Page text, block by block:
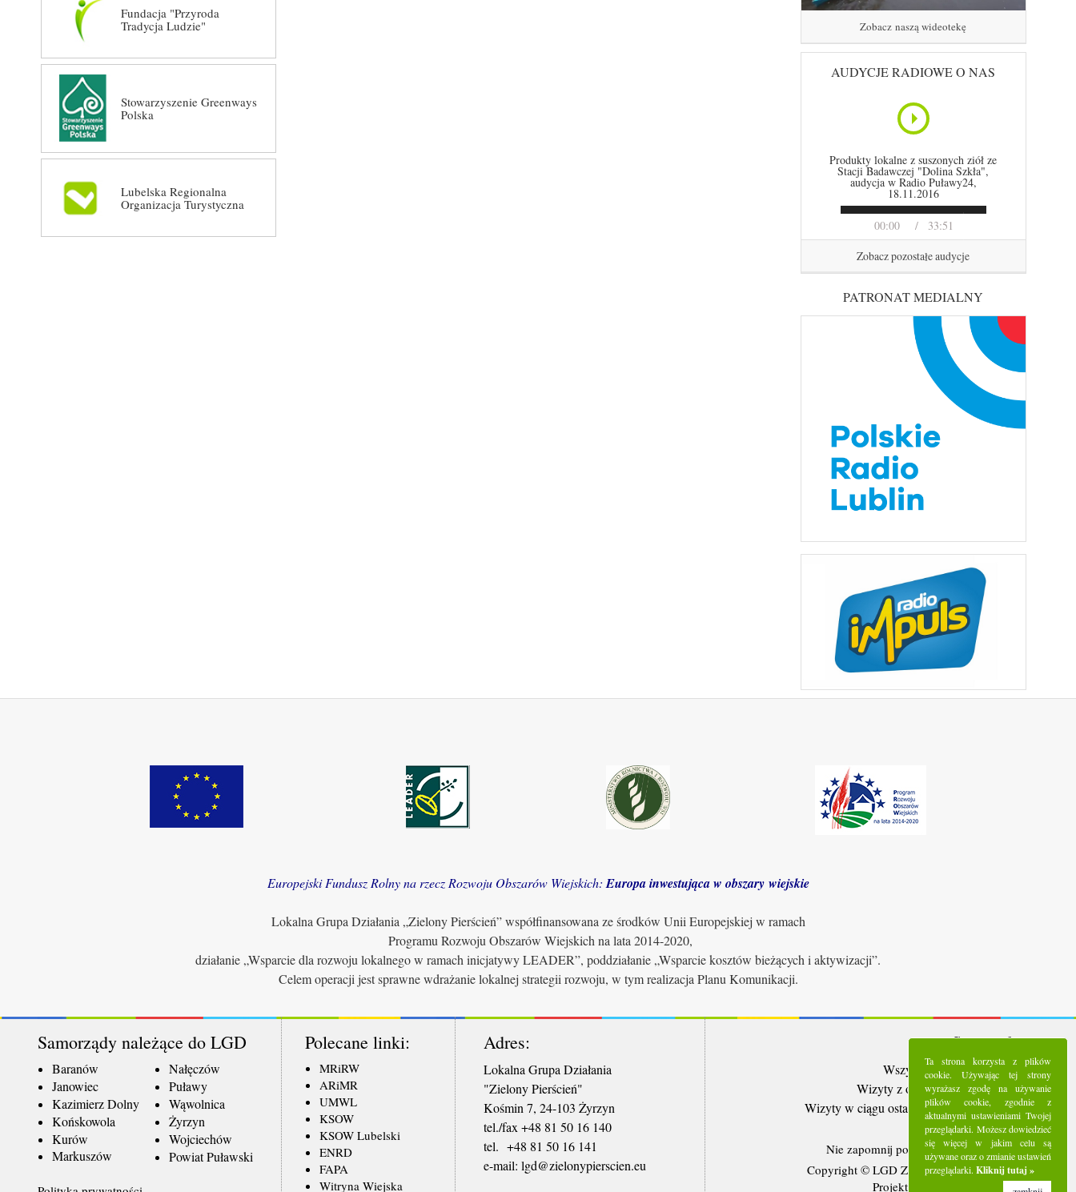
Fundacja "Przyroda
Tradycja Ludzie"
Stowarzyszenie Greenways
Polska
Lubelska Regionalna
Organizacja Turystyczna
Zobacz naszą wideotekę
AUDYCJE RADIOWE O NAS
00:00 33:51
Produkty lokalne z suszonych ziół ze
Stacji Badawczej "Dolina Szkła",
audycja w Radio Puławy24,
18.11.2016
Zobacz pozostałe audycje
PATRONAT MEDIALNY
Europejski Fundusz Rolny na rzecz Rozwoju Obszarów Wiejskich: Europa inwestująca w obszary wiejskie
Lokalna Grupa Działania „Zielony Pierścień” współfinansowana ze środków Unii Europejskiej w ramach
Programu Rozwoju Obszarów Wiejskich na lata 2014-2020,
działanie „Wsparcie dla rozwoju lokalnego w ramach inicjatywy LEADER”, poddziałanie „Wsparcie kosztów bieżących i aktywizacji”.
Celem operacji jest sprawne wdrażanie lokalnej strategii rozwoju, w tym realizacja Planu Komunikacji.
Samorządy należące do LGD
Baranów
Janowiec
Kazimierz Dolny
Końskowola
Kurów
Markuszów
Nałęczów
Puławy
Wąwolnica
Żyrzyn
Wojciechów
Powiat Puławski
Polecane linki:
MRiRW
ARiMR
UMWL
KSOW
KSOW Lubelski
ENRD
FAPA
Witryna Wiejska
Adres:
Lokalna Grupa Działania
"Zielony Pierścień"
Kośmin 7, 24-103 Żyrzyn
tel./fax +48 81 50 16 140
tel. +48 81 50 16 141
​e-mail: lgd@zielonypierscien.eu
Statystyki:
Wszystkie wizyty: 5287160
Wizyty z ostatnich 30 dni: 92203
Wizyty w ciągu ostatniego tygodnia:
20656
Użytkownicy online: 4
Nie zapomnij polubić nas na Facebooku
Copyright © LGD Zielony Pierścień - 2016.
Projekt i wykonanie - Freeline.
Ta strona korzysta z plików
cookie. Używając tej strony
wyrażasz zgodę na używanie
plików cookie, zgodnie z
aktualnymi ustawieniami Twojej
przeglądarki. Możesz dowiedzieć
się więcej w jakim celu są
używane oraz o zmianie ustawień
przeglądarki. Kliknij tutaj »